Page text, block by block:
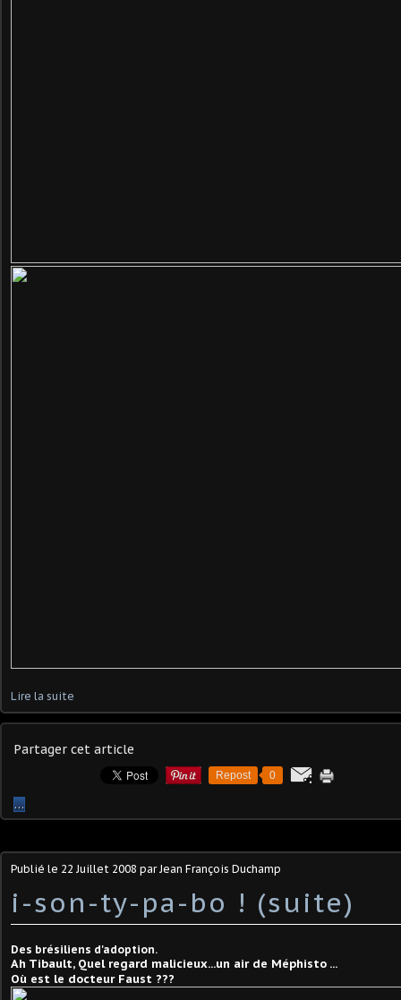
Lire la suite
Partager cet article
Repost 0
…
Publié le 22 Juillet 2008 par Jean François Duchamp
i-son-ty-pa-bo ! (suite)
Des brésiliens d'adoption.
Ah Tibault, Quel regard malicieux...un air de Méphisto ...
Où est le docteur Faust ???